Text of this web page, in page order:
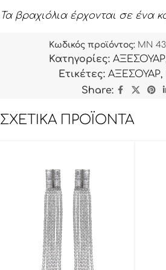
Τα βραχιόλια έρχονται σε ένα
Κωδικός προϊόντος: MN
Κατηγορίες: ΑΞΕΣΟΥΑΡ
Ετικέτες: ΑΞΕΣΟΥΑΡ,
Share:
ΣΧΕΤΙΚΆ ΠΡΟΪΌΝΤΑ